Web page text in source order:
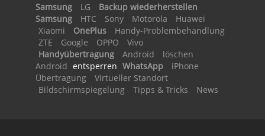
Samsung LG
Backup wiederherstellen
Samsung
HTC Sony Motorola
Huawei
Xiaomi
OnePlus
Handy-Problembehandlung
ZTE
Google OPPO
Vivo
Handyübertragung
Android
löschen
Android entsperren WhatsApp
iPhone
Übertragung
Virtueller Standort
Bildschirmspiegelung
Tipps & Tricks News